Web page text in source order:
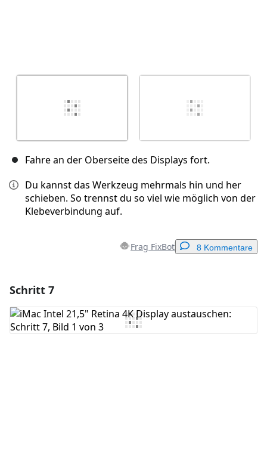
Fahre an der Oberseite des Displays fort.
Du kannst das Werkzeug mehrmals hin und her
schieben. So trennst du so viel wie möglich von der
Klebeverbindung auf.
Frag FixBot 8 Kommentare
Kommentar hinzufügen
Schritt 7